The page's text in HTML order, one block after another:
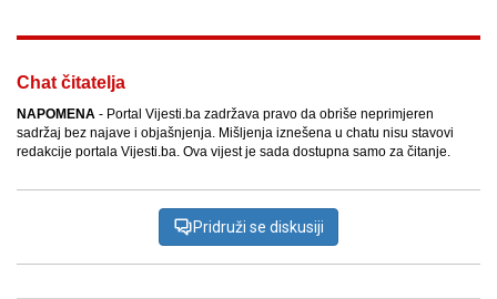
Chat čitatelja
NAPOMENA - Portal Vijesti.ba zadržava pravo da obriše neprimjeren
sadržaj bez najave i objašnjenja. Mišljenja iznešena u chatu nisu stavovi
redakcije portala Vijesti.ba. Ova vijest je sada dostupna samo za čitanje.
Pridruži se diskusiji